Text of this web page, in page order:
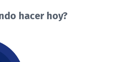
hacer hoy?